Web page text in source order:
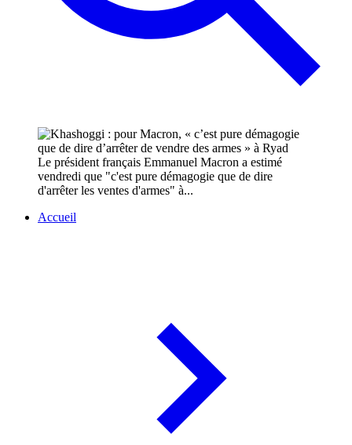
Le président français Emmanuel Macron a estimé
vendredi que "c'est pure démagogie que de dire
d'arrêter les ventes d'armes" à...
Accueil